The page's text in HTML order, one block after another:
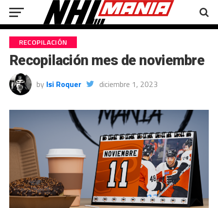
RECOPILACIÓN
Recopilación mes de noviembre
by Isi Roquer diciembre 1, 2023